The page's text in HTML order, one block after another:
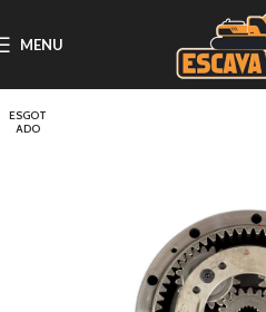
MENU
ESGOT
ADO